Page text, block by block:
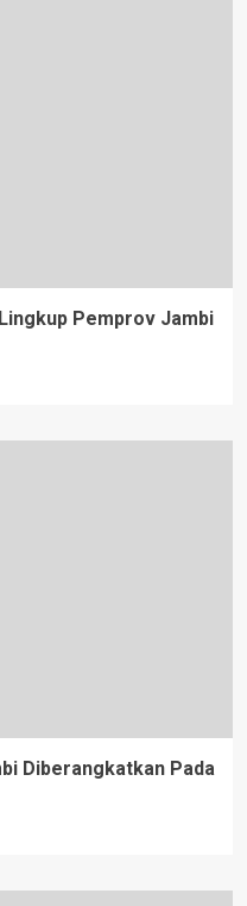
Pemprov Jambi
Diberangkatkan Pada